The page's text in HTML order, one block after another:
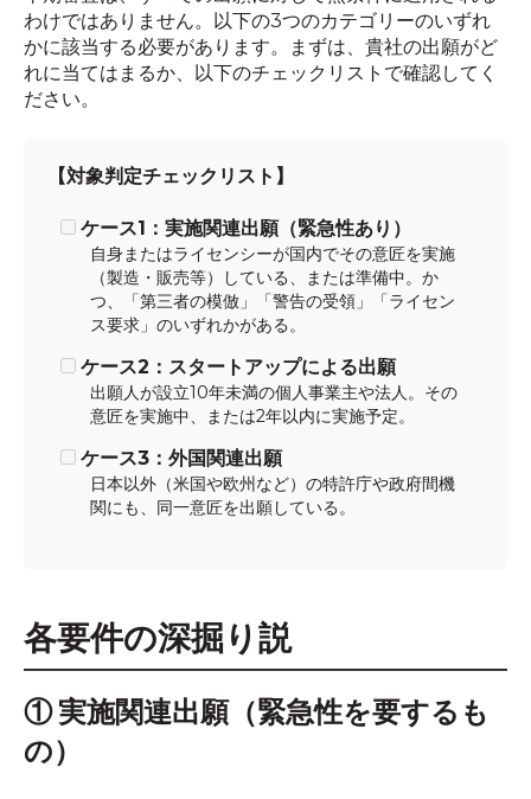
わけではありません。以下の3つのカテゴリーのいずれ
かに該当する必要があります。まずは、貴社の出願がど
れに当てはまるか、以下のチェックリストで確認してく
ださい。
【対象判定チェックリスト】
ケース1：実施関連出願（緊急性あり）
自身またはライセンシーが国内でその意匠を実施
（製造・販売等）している、または準備中。か
つ、「第三者の模倣」「警告の受領」「ライセン
ス要求」のいずれかがある。
ケース2：スタートアップによる出願
出願人が設立10年未満の個人事業主や法人。その
意匠を実施中、または2年以内に実施予定。
ケース3：外国関連出願
日本以外（米国や欧州など）の特許庁や政府間機
関にも、同一意匠を出願している。
各要件の深掘り説
① 実施関連出願（緊急性を要するも
の）